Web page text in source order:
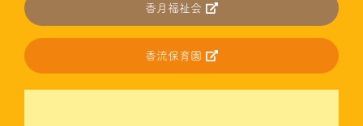
香月福祉会
香流保育園